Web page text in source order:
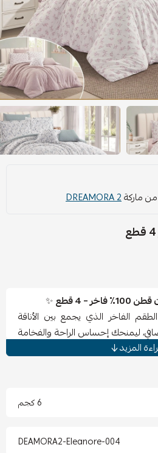
ماركةDREAMORA 2
– 4 قطع
✨
الفاخر الذي يجمع بين الأناقة
ليمنحك إحساس الراحة والفخامة
وخامته الفاخرة يجعلان غرفتك أكثر
المزيد
6 كجم
DEAMORA2-Eleanore-004